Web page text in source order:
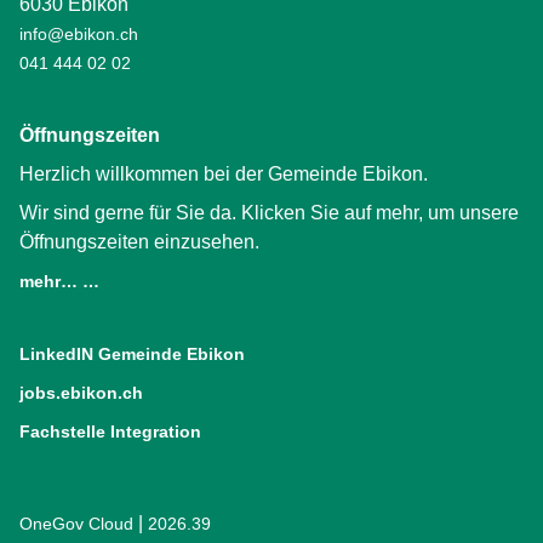
info@ebikon.ch
041 444 02 02
Öffnungszeiten
Herzlich willkommen bei der Gemeinde Ebikon.
Wir sind gerne für Sie da. Klicken Sie auf mehr, um unsere
Öffnungszeiten einzusehen.
mehr… …
LinkedIN Gemeinde Ebikon
jobs.ebikon.ch
Fachstelle Integration
OneGov Cloud (External Link)
2026.39